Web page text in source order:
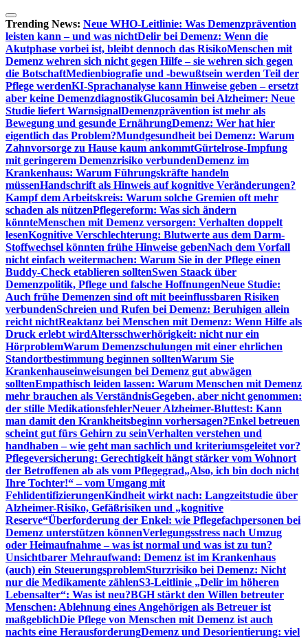
Zum
Inhalt
springen
Trending News: Neue WHO-Leitlinie: Was Demenzprävention
leisten kann – und was nichtDelir bei Demenz: Wenn die
Akutphase vorbei ist, bleibt dennoch das RisikoMenschen mit
Demenz wehren sich nicht gegen Hilfe – sie wehren sich gegen
die BotschaftMedienbiografie und -bewußtsein werden Teil der
Pflege werdenKI-Sprachanalyse kann Hinweise geben – ersetzt
aber keine DemenzdiagnostikGlucosamin bei Alzheimer: Neue
Studie liefert WarnsignalDemenzprävention ist mehr als
Bewegung und gesunde ErnährungDemenz: Wer hat hier
eigentlich das Problem?Mundgesundheit bei Demenz: Warum
Zahnvorsorge zu Hause kaum ankommtGürtelrose-Impfung
mit geringerem Demenzrisiko verbundenDemenz im
Krankenhaus: Warum Führungskräfte handeln
müssenHandschrift als Hinweis auf kognitive Veränderungen?
Kampf dem Arbeitskreis: Warum solche Gremien oft mehr
schaden als nützenPflegereform: Was sich ändern
könnteMenschen mit Demenz versorgen: Verhalten doppelt
lesenKognitive Verschlechterung: Blutwerte aus dem Darm-
Stoffwechsel könnten frühe Hinweise gebenNach dem Vorfall
nicht einfach weitermachen: Warum Sie in der Pflege einen
Buddy-Check etablieren solltenSwen Staack über
Demenzpolitik, Pflege und falsche HoffnungenNeue Studie:
Auch frühe Demenzen sind oft mit beeinflussbaren Risiken
verbundenSchreien und Rufen bei Demenz: Beruhigen allein
reicht nichtReaktanz bei Menschen mit Demenz: Wenn Hilfe als
Druck erlebt wirdAltersschwerhörigkeit: nicht nur ein
HörproblemWarum Demenzschulungen mit einer ehrlichen
Standortbestimmung beginnen solltenWarum Sie
Krankenhauseinweisungen bei Demenz gut abwägen
solltenEmpathisch leiden lassen: Warum Menschen mit Demenz
mehr brauchen als VerständnisGegeben, aber nicht genommen:
der stille MedikationsfehlerNeuer Alzheimer-Bluttest: Kann
man damit den Krankheitsbeginn vorhersagen?Enkel betreuen
scheint gut fürs Gehirn zu seinVerhalten verstehen und
handhaben – wie geht man sachlich und kriteriumsgeleitet vor?
Pflegeversicherung: Gerechtigkeit hängt stärker vom Wohnort
der Betroffenen ab als vom Pflegegrad„Also, ich bin doch nicht
Ihre Tochter!“ – vom Umgang mit
FehlidentifizierungenKindheit wirkt nach: Langzeitstudie über
Alzheimer-Risiko, Gefäßrisiken und „kognitive
Reserve“Überforderung der Enkel: wie Pflegefachpersonen bei
Demenz unterstützen könnenVerlegungsstress nach Umzug
oder Heimaufnahme – was ist normal und was ist zu tun?
Unsichtbarer Mehraufwand: Demenz ist im Krankenhaus
(auch) ein SteuerungsproblemSturzrisiko bei Demenz: Nicht
nur die Medikamente zählenS3-Leitlinie „Delir im höheren
Lebensalter“: Was ist neu?BGH stärkt den Willen betreuter
Menschen: Ablehnung eines Angehörigen als Betreuer ist
maßgeblichDie Pflege von Menschen mit Demenz ist auch
nachts eine HerausforderungDemenz und Desorientierung: viel